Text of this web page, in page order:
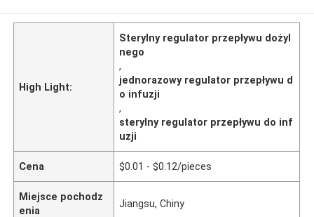
High Light:
Sterylny regulator przepływu dożyl
nego
,
jednorazowy regulator przepływu d
o infuzji
,
sterylny regulator przepływu do inf
uzji
Cena $0.01 - $0.12/pieces
Miejsce pochodz
enia
Jiangsu, Chiny